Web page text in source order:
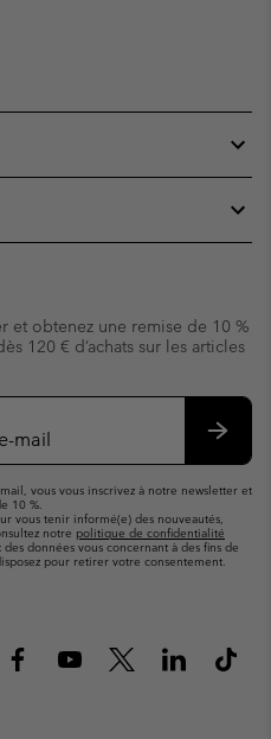
et obtenez une remise de 10 %
120 € d’achats sur les articles
vous vous inscrivez à notre newsletter et
10 %.
vous tenir informé(e) des nouveautés,
notre politique de confidentialité
données vous concernant à des fins de
pour retirer votre consentement.